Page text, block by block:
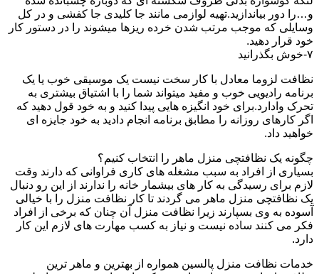
و…را دور بیاندازید.تهیه لوازمی مانند جا کلیدی جا کفشی و در کل
وسایلی که موجب مرتب شدن خرده ریزها میشوند را در دستور کار
خود قرار دهید.
۷-خوش بگذرانید
نظافت لزوما معادل با کار سخت نیست یک موسیقی خوب یا یک
برنامه رادیویی خوب و مفید میتواند شما را با اشتیاق بیشتری به
تحرک وادارد.برای خود انگیزه هایی پیدا کنید و به خود قول دهید که
اگر کارهای روزانه را مطابق برنامه انجام دادید به خود جایزه ای
خواهید داد.
چگونه یک نظافتچی منزل ماهر را انتخاب کنیم؟
بسیاری از افراد به سبب مشغله های کاری فراوانی که دارند وقت
لازم برای رسیدگی به کار های بیشمار خانه را ندارند از این رو دنبال
یک نظافتچی منزل ماهر می گردند تا کار نظافت منزل را با خیالی
آسوده به وی بسپارند زیرا نظافت منزل آن چنان که برخی از افراد
فکر می کنند ساده نیست و نیاز به کسب مهارت های لازم این کار
دارد.
خدمات نظافت منزل پالسین همواره از بهترین و ماهر ترین